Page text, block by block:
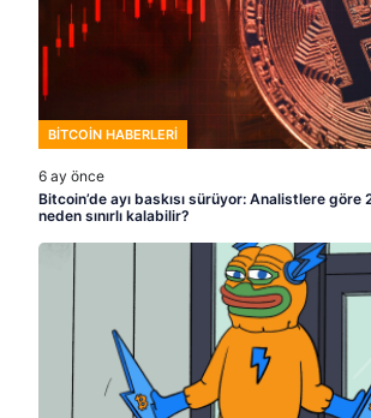
BITCOIN HABERLERI
6 ay önce
Bitcoin’de ayı baskısı sürüyor: Analistlere göre
neden sınırlı kalabilir?